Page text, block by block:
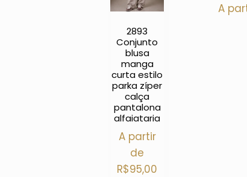
2893
Conjunto
blusa
manga
curta estilo
parka zíper
calça
pantalona
alfaiataria
A partir
de
R$95,00
A